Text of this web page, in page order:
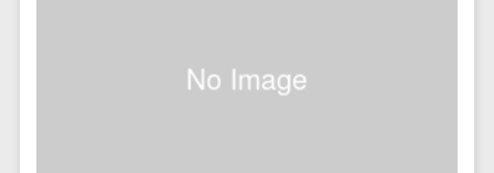
オンコール代行サービス>
プロジェクト